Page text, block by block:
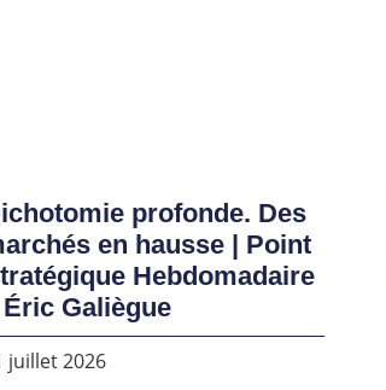
profonde. Des
en hausse | Point
Hebdomadaire
Galiègue
juillet 2026